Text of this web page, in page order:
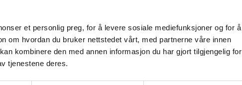
et personlig preg, for å levere sosiale mediefunksjoner og for å
om hvordan du bruker nettstedet vårt, med partnerne våre innen
kombinere den med annen informasjon du har gjort tilgjengelig for
tjenestene deres.